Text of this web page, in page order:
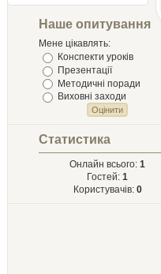
Лыст
Твору Ырий
Наше опитування
Мене цікавлять:
Конспекти уроків
Презентації
Методичні поради
Виховні заходи
Статистика
Онлайн всього: 1
Гостей: 1
Користувачів: 0